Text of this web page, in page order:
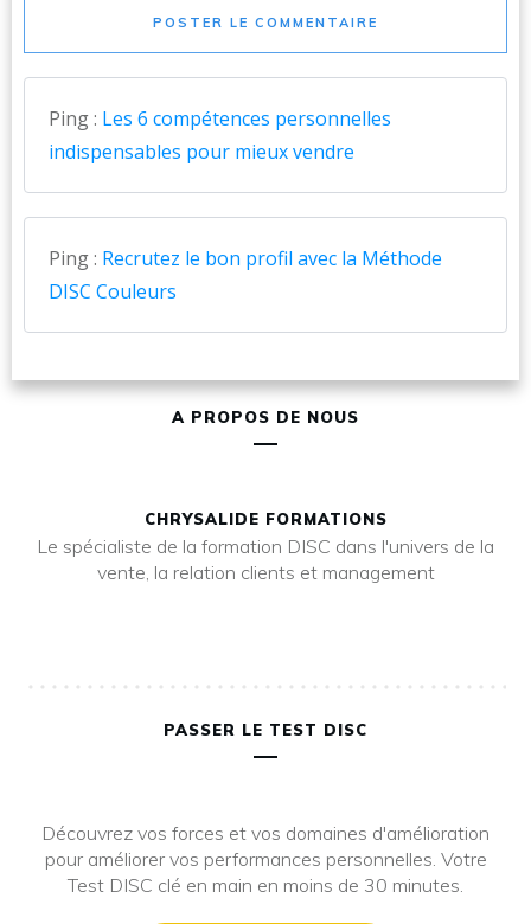
POSTER LE COMMENTAIRE
Ping : Les 6 compétences personnelles
indispensables pour mieux vendre
Ping : Recrutez le bon profil avec la Méthode
DISC Couleurs
A PROPOS DE NOUS
CHRYSALIDE FORMATIONS
Le spécialiste de la formation DISC dans l'univers de la
vente, la relation clients et management
PASSER LE TEST DISC
Découvrez vos forces et vos domaines d'amélioration
pour améliorer vos performances personnelles. Votre
Test DISC clé en main en moins de 30 minutes.